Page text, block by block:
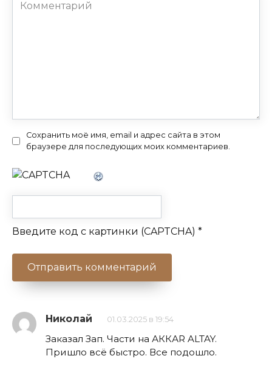
Сохранить моё имя, email и адрес сайта в этом
браузере для последующих моих комментариев.
Введите код с картинки (CAPTCHA) *
Николай 01.03.2025 в 19:54
Заказал Зап. Части на АККАR ALTAY.
Пришло всё быстро. Все подошло.